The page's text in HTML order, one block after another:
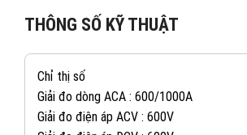
THÔNG SỐ KỸ THUẬT
Chỉ thị số
Giải đo dòng ACA : 600/1000A
Giải đo điện áp ACV : 600V